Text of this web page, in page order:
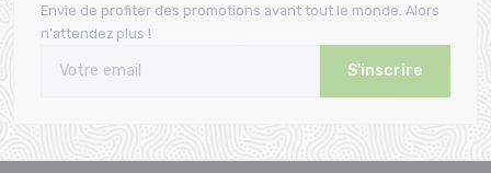
Envie de profiter des promotions avant tout le monde. Alors
n'attendez plus !
S'inscrire